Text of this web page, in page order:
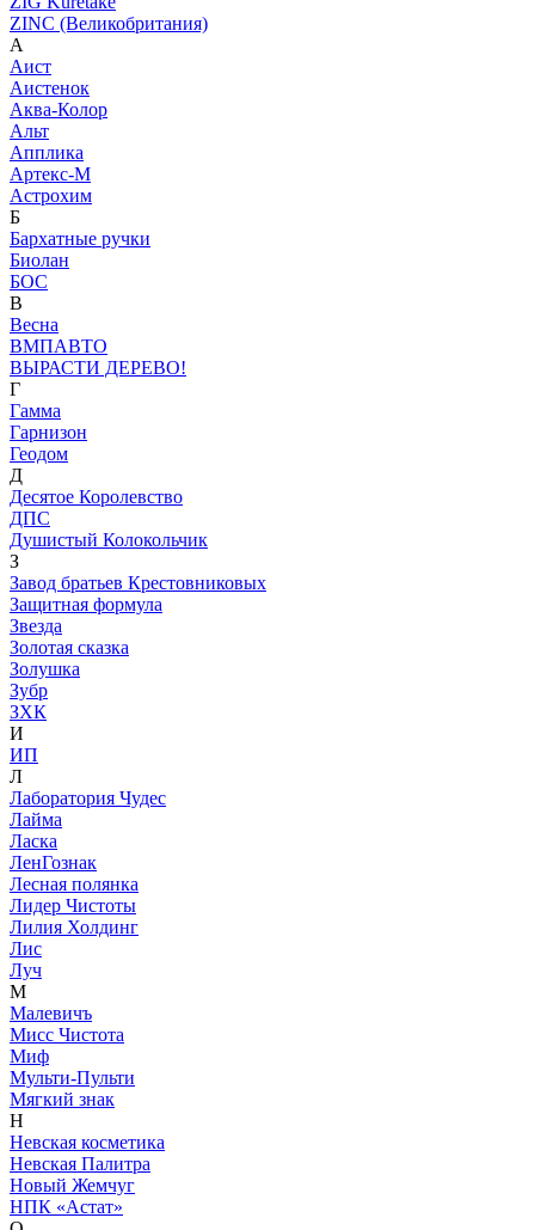
ZINC (Великобритания)
А
Аист
Аистенок
Аква-Колор
Альт
Апплика
Артекс-М
Астрохим
Б
Бархатные ручки
Биолан
БОС
В
Весна
ВМПАВТО
ВЫРАСТИ ДЕРЕВО!
Г
Гамма
Гарнизон
Геодом
Д
Десятое Королевство
ДПС
Душистый Колокольчик
З
Завод братьев Крестовниковых
Защитная формула
Звезда
Золотая сказка
Золушка
Зубр
ЗХК
И
ИП
Л
Лаборатория Чудес
Лайма
Ласка
ЛенГознак
Лесная полянка
Лидер Чистоты
Лилия Холдинг
Лис
Луч
М
Малевичъ
Мисс Чистота
Миф
Мульти-Пульти
Мягкий знак
Н
Невская косметика
Невская Палитра
Новый Жемчуг
НПК «Астат»